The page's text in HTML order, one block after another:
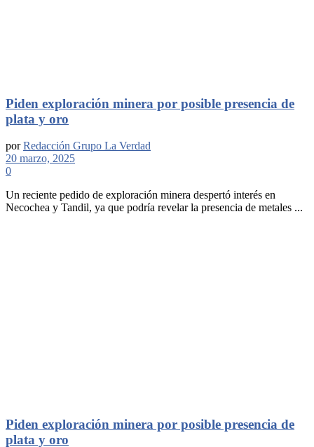
Piden exploración minera por posible presencia de
plata y oro
por Redacción Grupo La Verdad
20 marzo, 2025
0
Un reciente pedido de exploración minera despertó interés en
Necochea y Tandil, ya que podría revelar la presencia de metales ...
Piden exploración minera por posible presencia de
plata y oro